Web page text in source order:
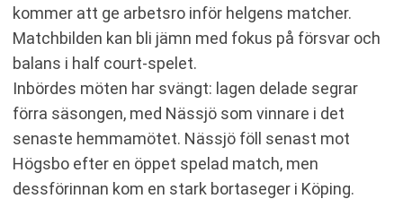
kommer att ge arbetsro inför helgens matcher.
Matchbilden kan bli jämn med fokus på försvar och
balans i half court-spelet.
Inbördes möten har svängt: lagen delade segrar
förra säsongen, med Nässjö som vinnare i det
senaste hemmamötet. Nässjö föll senast mot
Högsbo efter en öppet spelad match, men
dessförinnan kom en stark bortaseger i Köping.